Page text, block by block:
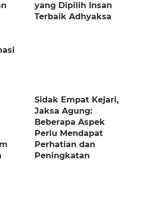
yang Dipilih Insan
Terbaik Adhyaksa
Sidak Empat Kejari,
Jaksa Agung:
Beberapa Aspek
Perlu Mendapat
Perhatian dan
Peningkatan